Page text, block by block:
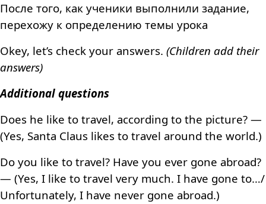
После того, как ученики выполнили задание,
перехожу к определению темы урока
Okey, let’s check your answers. (Children add their
answers)
Additional questions
Does he like to travel, according to the picture? —
(Yes, Santa Claus likes to travel around the world.)
Do you like to travel? Have you ever gone abroad?
— (Yes, I like to travel very much. I have gone to…/
Unfortunately, I have never gone abroad.)